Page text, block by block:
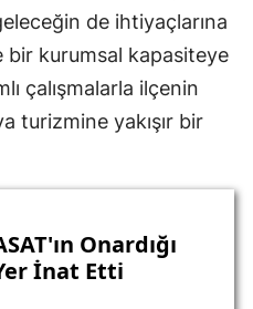
de ihtiyaçlarına
kurumsal kapasiteye
çalışmalarla ilçenin
turizmine yakışır bir
Onardığı
İnat Etti